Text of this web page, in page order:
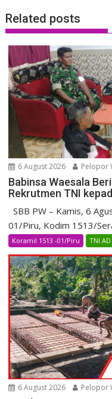
Related posts
6 August 2026 Pelopor
Babinsa Waesala
Rekrutmen TNI
SBB PW – Kamis, 6
01/Piru, Kodim 1513/
Koramil 1513 -01/Piru TNI AD
6 August 2026 Pelopor